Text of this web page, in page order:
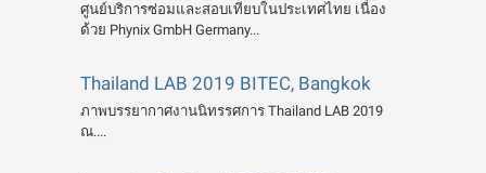
ศูนย์บริการซ่อมและสอบเทียบในประเทศไทย เนื่อง
ด้วย Phynix GmbH Germany...
Thailand LAB 2019 BITEC, Bangkok
ภาพบรรยากาศงานนิทรรศการ Thailand LAB 2019
ณ....